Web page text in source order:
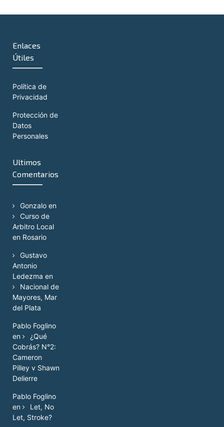
Enlaces
Útiles
Política de
Privacidad
Protección de
Datos
Personales
Ultimos
Comentarios
Gonzalo en
Curso de
Arbitro Local
en Rosario
Gustavo
Antonio
Ledezma en
Nacional de
Mayores, Mar
del Plata
Pablo Foglino
en
¿Qué
Cobrás? N°2:
Cameron
Pilley v Shawn
Delierre
Pablo Foglino
en
Let, No
Let, Stroke?